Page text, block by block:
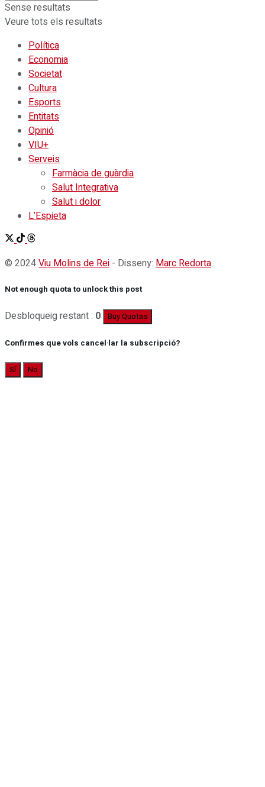
Sense resultats
Veure tots els resultats
Política
Economia
Societat
Cultura
Esports
Entitats
Opinió
VIU+
Serveis
Farmàcia de guàrdia
Salut Integrativa
Salut i dolor
L’Espieta
© 2024Viu Molins de Rei - Disseny: Marc Redorta.
Not enough quota to unlock this post
Desbloqueig restant : 0 Buy Quotas
Confirmes que vols cancel·lar la subscripció?
Sí No